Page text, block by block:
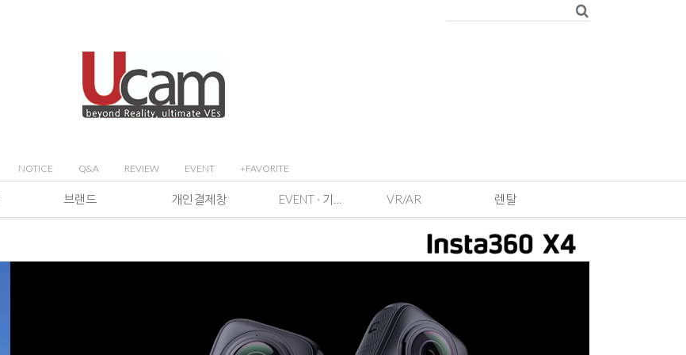
NOTICE Q&A REVIEW EVENT +FAVORITE
브랜드 개인결제창 EVENT · 기획전 및 이벤트 VR/AR 렌탈